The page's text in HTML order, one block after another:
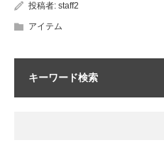
投稿者: staff2
アイテム
キーワード検索